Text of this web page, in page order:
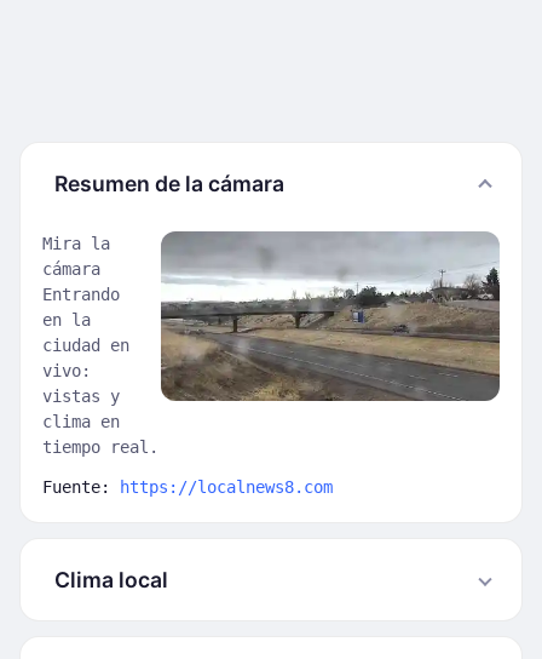
Resumen de la cámara
Mira la
cámara
Entrando
en la
ciudad en
vivo:
vistas y
clima en
tiempo real.
Fuente: https://localnews8.com
Clima local